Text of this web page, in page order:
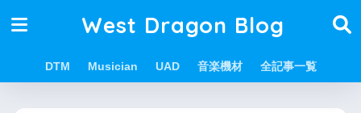
West Dragon Blog
DTM Musician UAD 音楽機材 全記事一覧